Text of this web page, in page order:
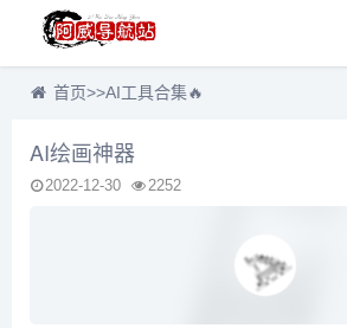
首页>>AI工具合集🔥
AI绘画神器
2022-12-30 2252